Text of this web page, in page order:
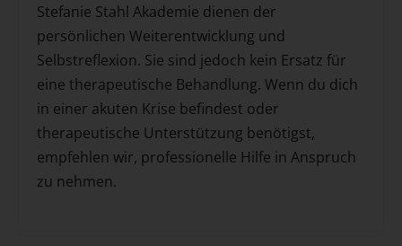
Stefanie Stahl Akademie dienen der
persönlichen Weiterentwicklung und
Selbstreflexion. Sie sind jedoch kein Ersatz für
eine therapeutische Behandlung. Wenn du dich
in einer akuten Krise befindest oder
therapeutische Unterstützung benötigst,
empfehlen wir, professionelle Hilfe in Anspruch
zu nehmen.